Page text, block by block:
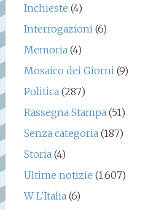
Inchieste (4)
Interrogazioni(6)
Memoria(4)
Mosaico dei Giorni(9)
Politica(287)
Rassegna Stampa(51)
Senza categoria(187)
Storia(4)
Ultime notizie (1.607)
W L'Italia(6)